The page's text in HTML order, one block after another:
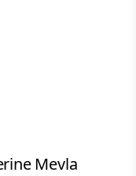
Mevla